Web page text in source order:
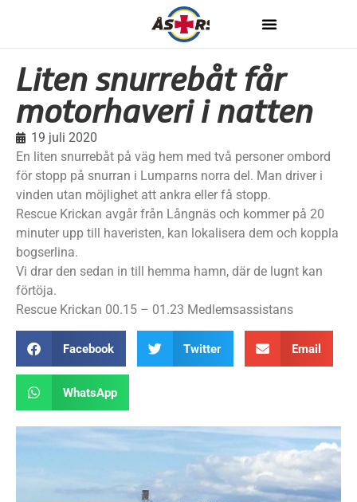
Liten snurrebåt får
motorhaveri i natten
19 juli 2020
En liten snurrebåt på väg hem med två personer ombord
för stopp på snurran i Lumparns norra del. Man driver i
vinden utan möjlighet att ankra eller få stopp.
Rescue Krickan avgår från Långnäs och kommer på 20
minuter upp till haveristen, kan lokalisera dem och koppla
bogserlina.
Vi drar den sedan in till hemma hamn, där de lugnt kan
förtöja.
Rescue Krickan 00.15 – 01.23 Medlemsassistans
Facebook Twitter Email
WhatsApp